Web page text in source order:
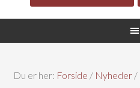
Du er her: Forside / Nyheder /